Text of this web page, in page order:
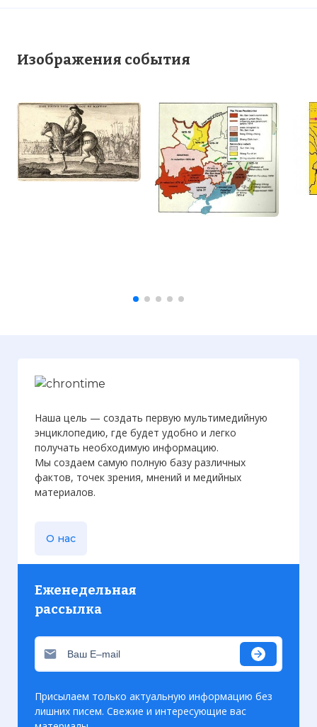
Изображения события
Наша цель — создать первую мультимедийную
энциклопедию, где будет удобно и легко
получать необходимую информацию.
Мы создаем самую полную базу различных
фактов, точек зрения, мнений и медийных
материалов.
О нас
Еженедельная
рассылка
Присылаем только актуальную информацию без
лишних писем. Свежие и интересующие вас